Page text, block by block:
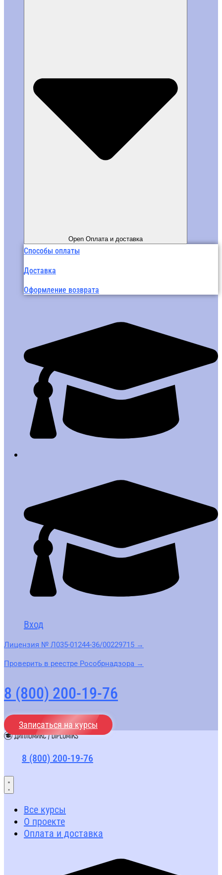
Open Оплата и доставка
Способы оплаты
Доставка
Оформление возврата
Вход
Лицензия № Л035-01244-36/00229715 →
Проверить в реестре Рособрнадзора →
8 (800) 200-19-76
Записаться на курсы
8 (800) 200-19-76
Все курсы
О проекте
Оплата и доставка